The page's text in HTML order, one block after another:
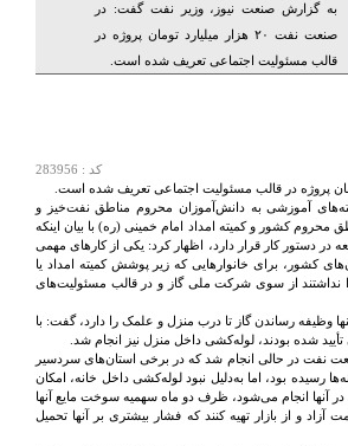
به گزارش صنعت نیوز، وزیر نفت گفت: در
صنعت نفت ۲۰ هزار میلیارد تومان پروژه در
قالب مسئولیت‌ اجتماعی تعریف شده است.
کد : 283956
آموزشی به دانش‌آموزان محروم مناطق نفت‌خیز و
کشور و کمیته امداد امام خمینی (ره) با بیان اینکه
دستور کار قرار دارد، اظهار کرد: یکی از کارهای مهمی
کشور، برای خانوارهایی که زیر پوشش کمیته امداد یا
نداشتند از سوی شرکت ملی گاز و در قالب مسئولیت‌های
وظیفه‌ رساندن گاز تا درب منزل و علمک را دارد، گفت: با
شده بودند، لوله‌کشی داخل منزل نیز انجام شد.
نفت در حالی انجام شد که در برخی استان‌های سردسیر
رسیده بود، اما به‌دلیل نبود لوله‌کشی داخل خانه، امکان
آنها انجام می‌شود، ظرف دو ماه سهمیه سوخت مایع آنها
و از بازار تهیه کنند که فشار بیشتری بر آنها تحمیل